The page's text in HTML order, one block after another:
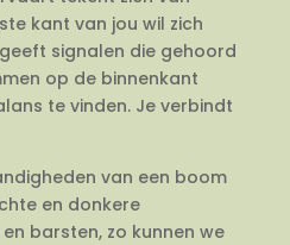
kant van jou wil zich
signalen die gehoord
op de binnenkant
te vinden. Je verbindt
van een boom
en donkere
barsten, zo kunnen we